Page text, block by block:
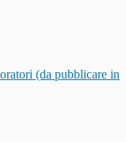
(da pubblicare in